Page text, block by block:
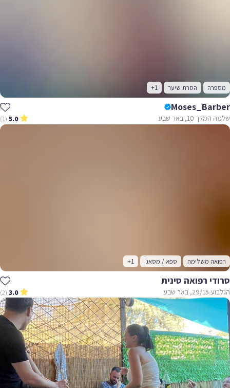
מספרה הסרת שיער +1
Moses_Barber
שלמה המלך 10, באר שבע 5.0
(1)
רפואה משלימה ספא / מסאג' +1
סרודי רפואה סינית
הגלבוע 29/15, באר שבע 3.0
(2)